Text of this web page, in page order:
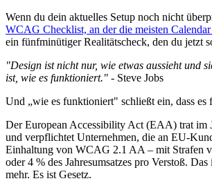
Wenn du dein aktuelles Setup noch nicht
WCAG Checklist, an der die meisten
ein fünfminütiger Realitätscheck, den du jetzt
"Design ist nicht nur, wie etwas aussieht und
ist, wie es funktioniert." - Steve Jobs
Und „wie es funktioniert" schließt ein, dass es
Der European Accessibility Act (EAA) trat im
und verpflichtet Unternehmen, die an EU-
Einhaltung von WCAG 2.1 AA – mit Strafen
oder 4 % des Jahresumsatzes pro Verstoß.
mehr. Es ist Gesetz.